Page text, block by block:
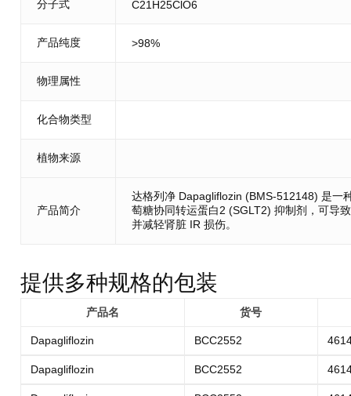
分子式 C21H25ClO6
产品纯度 >98%
物理属性
化合物类型
植物来源
产品简介
达格列净 Dapagliflozin (BMS-512148) 是一
萄糖协同转运蛋白2 (SGLT2) 抑制剂，可导
并减轻肾脏 IR 损伤。
提供多种规格的包装
产品名 货号
Dapagliflozin BCC2552
Dapagliflozin BCC2552